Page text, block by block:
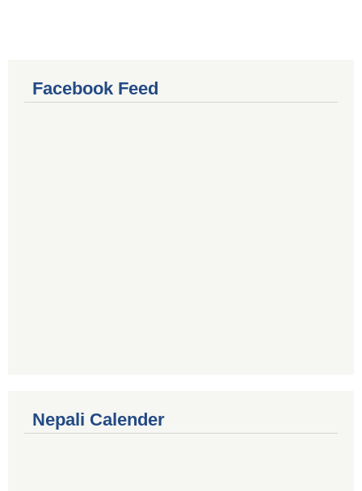
Facebook Feed
Nepali Calender